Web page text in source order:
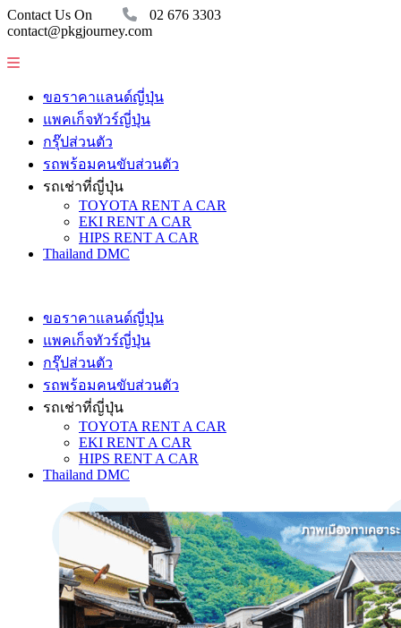
Contact Us On
02 676 3303
contact@pkgjourney.com
ขอราคาแลนด์ญี่ปุ่น
แพคเก็จทัวร์ญี่ปุ่น
กรุ๊ปส่วนตัว
รถพร้อมคนขับส่วนตัว
รถเช่าที่ญี่ปุ่น
TOYOTA RENT A CAR
EKI RENT A CAR
HIPS RENT A CAR
Thailand DMC
ขอราคาแลนด์ญี่ปุ่น
แพคเก็จทัวร์ญี่ปุ่น
กรุ๊ปส่วนตัว
รถพร้อมคนขับส่วนตัว
รถเช่าที่ญี่ปุ่น
TOYOTA RENT A CAR
EKI RENT A CAR
HIPS RENT A CAR
Thailand DMC